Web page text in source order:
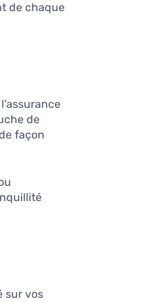
de chaque
de
façon
sur vos